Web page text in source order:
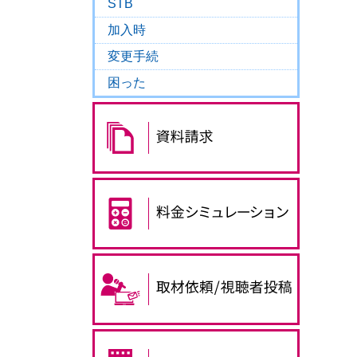
STB
加入時
変更手続
困った